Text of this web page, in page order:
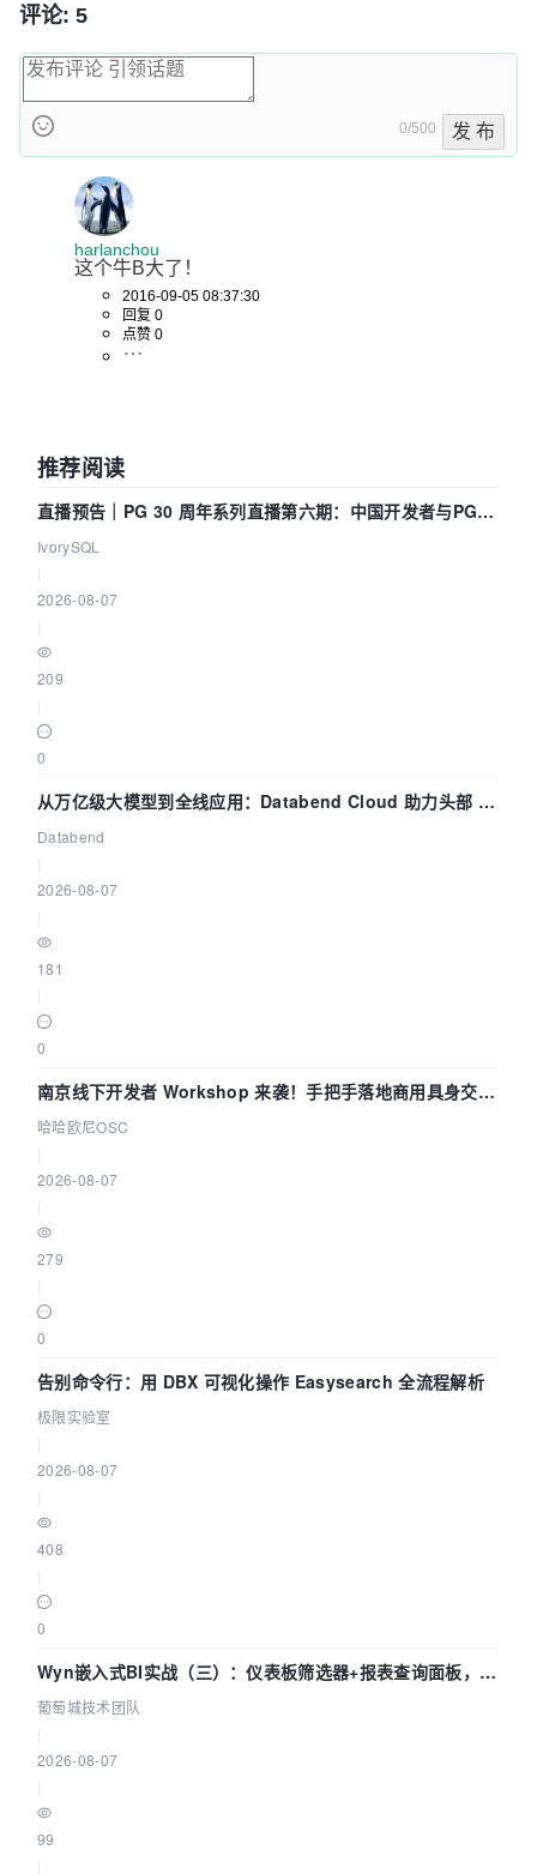
评论: 5
0/500 发 布
harlanchou
这个牛B大了！
2016-09-05 08:37:30
回复 0
点赞 0
推荐阅读
直播预告｜PG 30 周年系列直播第六期：中国开发者与PG内
核——我们改得动吗？我们贡献了什么？
IvorySQL
2026-08-07
209
0
从万亿级大模型到全线应用：Databend Cloud 助力头部 AI
企业构建全链路 Trace 数据管道
Databend
2026-08-07
181
0
南京线下开发者 Workshop 来袭！手把手落地商用具身交互
智能 Agent 应用
哈哈欧尼OSC
2026-08-07
279
0
告别命令行：用 DBX 可视化操作 Easysearch 全流程解析
极限实验室
2026-08-07
408
0
Wyn嵌入式BI实战（三）：仪表板筛选器+报表查询面板，参
数联动全闭环
葡萄城技术团队
2026-08-07
99